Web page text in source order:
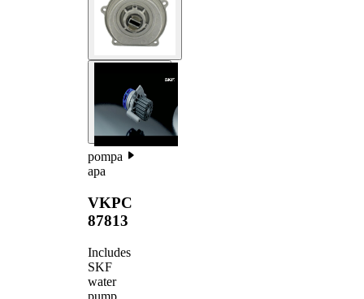
pompa
apa
VKPC
87813
Includes
SKF
water
pump